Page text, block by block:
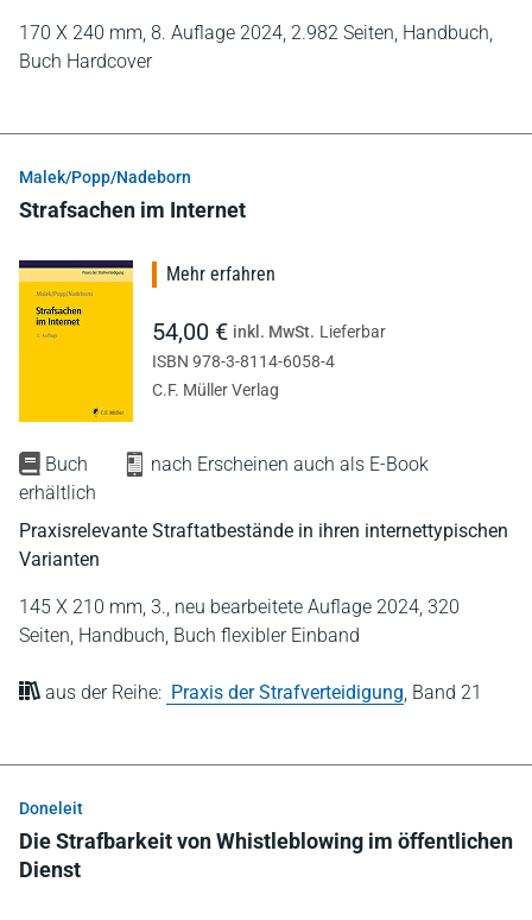
170 X 240 mm, 8. Auflage 2024, 2.982 Seiten, Handbuch,
Buch Hardcover
Malek/Popp/Nadeborn
Strafsachen im Internet
Buch
nach Erscheinen auch als E-Book
erhältlich
Praxisrelevante Straftatbestände in ihren internettypischen
Varianten
145 X 210 mm, 3., neu bearbeitete Auflage 2024, 320
Seiten, Handbuch, Buch flexibler Einband
aus der Reihe: Praxis der Strafverteidigung Band 21
Mehr erfahren
54,00 € inkl. MwSt. Lieferbar
ISBN 978-3-8114-6058-4
C.F. Müller Verlag
Doneleit
Die Strafbarkeit von Whistleblowing im öffentlichen
Dienst